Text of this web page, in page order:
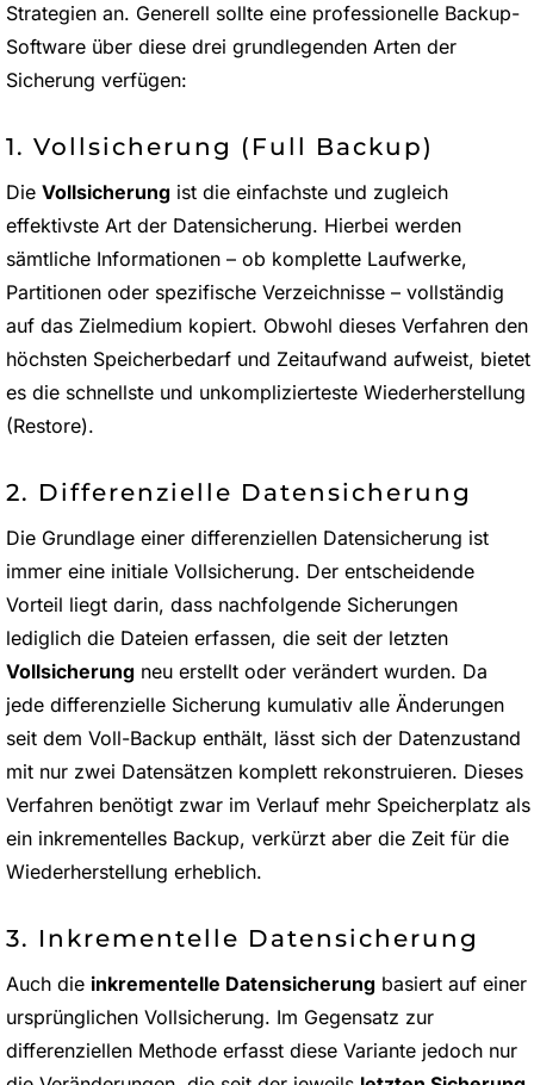
Strategien an. Generell sollte eine professionelle Backup-
Software über diese drei grundlegenden Arten der
Sicherung verfügen:
1. Vollsicherung (Full Backup)
Die Vollsicherung ist die einfachste und zugleich
effektivste Art der Datensicherung. Hierbei werden
sämtliche Informationen – ob komplette Laufwerke,
Partitionen oder spezifische Verzeichnisse – vollständig
auf das Zielmedium kopiert. Obwohl dieses Verfahren den
höchsten Speicherbedarf und Zeitaufwand aufweist, bietet
es die schnellste und unkomplizierteste Wiederherstellung
(Restore).
2. Differenzielle Datensicherung
Die Grundlage einer differenziellen Datensicherung ist
immer eine initiale Vollsicherung. Der entscheidende
Vorteil liegt darin, dass nachfolgende Sicherungen
lediglich die Dateien erfassen, die seit der letzten
Vollsicherung neu erstellt oder verändert wurden. Da
jede differenzielle Sicherung kumulativ alle Änderungen
seit dem Voll-Backup enthält, lässt sich der Datenzustand
mit nur zwei Datensätzen komplett rekonstruieren. Dieses
Verfahren benötigt zwar im Verlauf mehr Speicherplatz als
ein inkrementelles Backup, verkürzt aber die Zeit für die
Wiederherstellung erheblich.
3. Inkrementelle Datensicherung
Auch die inkrementelle Datensicherung basiert auf einer
ursprünglichen Vollsicherung. Im Gegensatz zur
differenziellen Methode erfasst diese Variante jedoch nur